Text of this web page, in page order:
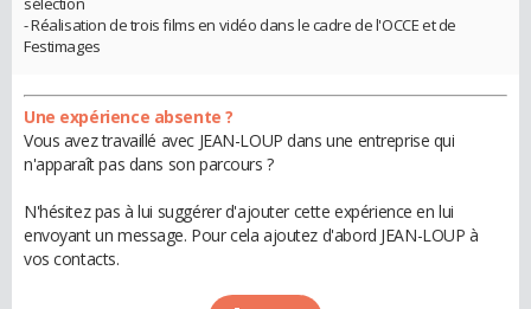
- Réalisation de trois films en vidéo dans le cadre de l'OCCE et de
Festimages
Une expérience absente ?
Vous avez travaillé avec JEAN-LOUP dans une entreprise qui
n'apparaît pas dans son parcours ?
N'hésitez pas à lui suggérer d'ajouter cette expérience en lui
envoyant un message. Pour cela ajoutez d'abord JEAN-LOUP à
vos contacts.